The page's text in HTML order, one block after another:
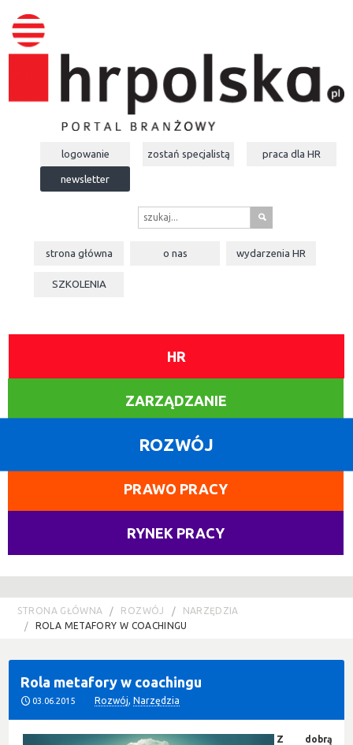
logowanie zostań specjalistą praca dla HR
newsletter
s
strona główna o nas wydarzeniaHR
SZKOLENIA
HR
ZARZĄDZANIE
ROZWÓJ
PRAWO PRACY
RYNEK PRACY
STRONA GŁÓWNA ROZWÓJ
NARZĘDZIA
ROLA METAFORY W COACHINGU
Rola metafory w coachingu
03.06.2015 Rozwój,Narzędzia
Z dobrą